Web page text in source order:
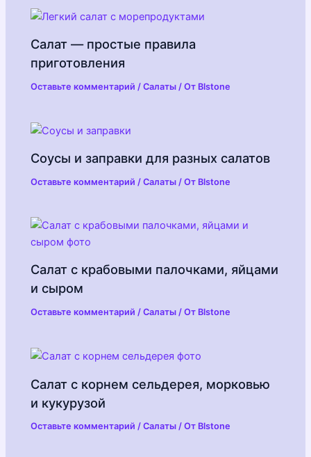
Салат — простые правила
приготовления
Оставьте комментарий /Салаты / От Blstone
Соусы и заправки для разных салатов
Оставьте комментарий /Салаты / От Blstone
Салат с крабовыми палочками, яйцами
и сыром
Оставьте комментарий /Салаты / От Blstone
Салат с корнем сельдерея, морковью
и кукурузой
Оставьте комментарий /Салаты / От Blstone